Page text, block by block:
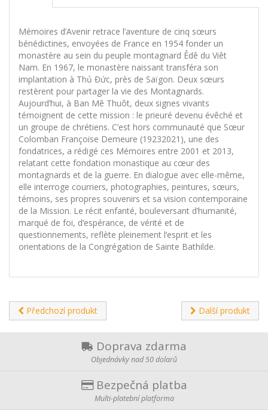
Mémoires d’Avenir retrace l’aventure de cinq sœurs
bénédictines, envoyées de France en 1954 fonder un
monastère au sein du peuple montagnard Êdê du Viêt
Nam. En 1967, le monastère naissant transféra son
implantation à Thủ Đức, près de Saïgon. Deux sœurs
restèrent pour partager la vie des Montagnards.
Aujourd’hui, à Ban Mê Thuôt, deux signes vivants
témoignent de cette mission : le prieuré devenu évêché et
un groupe de chrétiens. C’est hors communauté que Sœur
Colomban Françoise Demeure (19232021), une des
fondatrices, a rédigé ces Mémoires entre 2001 et 2013,
relatant cette fondation monastique au cœur des
montagnards et de la guerre. En dialogue avec elle-même,
elle interroge courriers, photographies, peintures, sœurs,
témoins, ses propres souvenirs et sa vision contemporaine
de la Mission. Le récit enfanté, bouleversant d’humanité,
marqué de foi, d’espérance, de vérité et de
questionnements, reflète pleinement l’esprit et les
orientations de la Congrégation de Sainte Bathilde.
Předchozí produkt Další produkt
Doprava zdarma
Objednávky nad 50 dolarů
Bezpečná platba
Multi-platební platforma